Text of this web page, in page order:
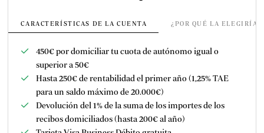
CARACTERÍSTICAS DE LA CUENTA ¿POR QUÉ LA
450€ por domiciliar tu cuota de autónomo igual o
superior a 50€
Hasta 250€ de rentabilidad el primer año (1,25% TAE
para un saldo máximo de 20.000€)
Devolución del 1% de la suma de los importes de los
recibos domiciliados (hasta 200€ al año)